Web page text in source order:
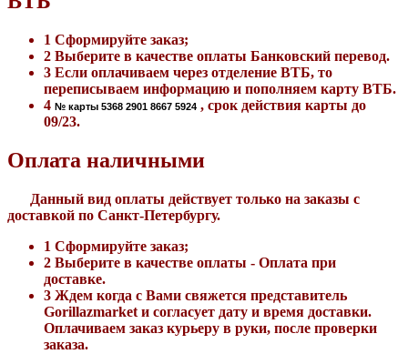
1 Сформируйте заказ;
2 Выберите в качестве оплаты Банковский перевод.
3 Если оплачиваем через отделение ВТБ, то
переписываем информацию и пополняем карту ВТБ.
4 № карты 5368 2901 8667 5924 , срок действия карты до
09/23.
Оплата наличными
Данный вид оплаты действует только на заказы с
доставкой по Санкт-Петербургу.
1 Сформируйте заказ;
2 Выберите в качестве оплаты - Оплата при
доставке.
3 Ждем когда с Вами свяжется представитель
Gorillazmarket и согласует дату и время доставки.
Оплачиваем заказ курьеру в руки, после проверки
заказа.